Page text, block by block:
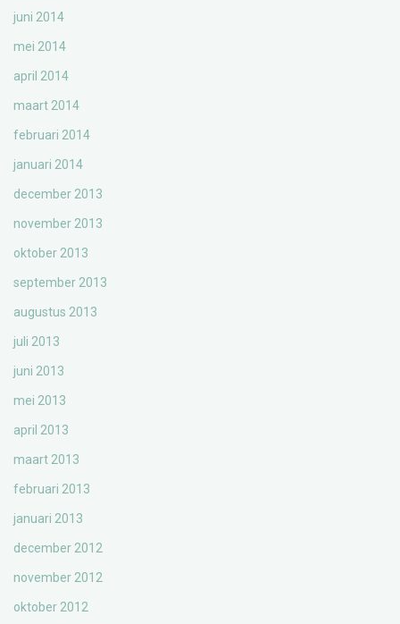
juni 2014
mei 2014
april 2014
maart 2014
februari 2014
januari 2014
december 2013
november 2013
oktober 2013
september 2013
augustus 2013
juli 2013
juni 2013
mei 2013
april 2013
maart 2013
februari 2013
januari 2013
december 2012
november 2012
oktober 2012